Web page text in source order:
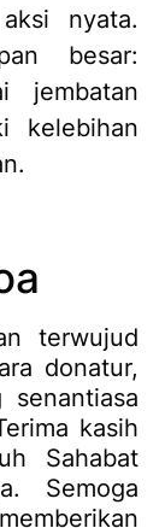
nyata.
besar:
jembatan
kelebihan
terwujud
donatur,
kasih
Sahabat
Semoga